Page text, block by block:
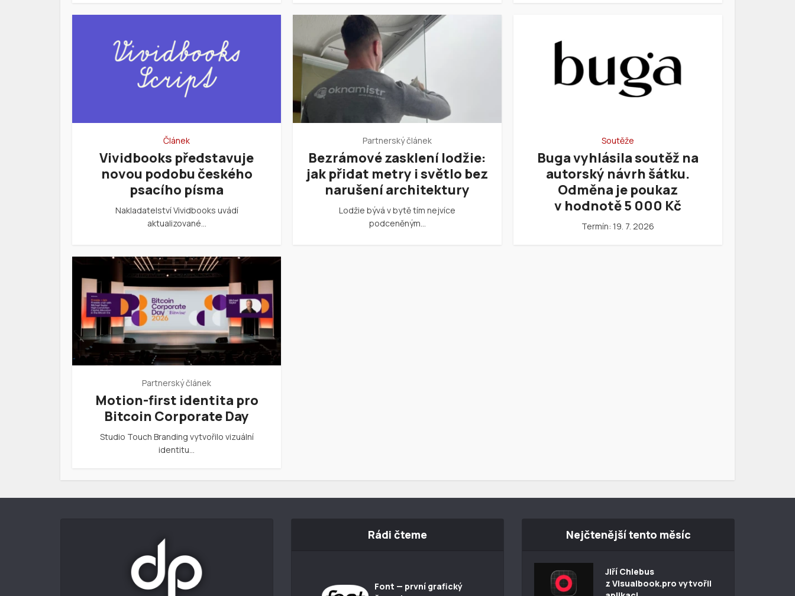
Článek
Vividbooks představuje
novou podobu českého
psacího písma
Nakladatelství Vividbooks uvádí
aktualizované…
Partnerský článek
Bezrámové zasklení lodžie:
jak přidat metry i světlo bez
narušení architektury
Lodžie bývá v bytě tím nejvíce
podceněným…
Soutěže
Buga vyhlásila soutěž na
autorský návrh šátku.
Odměna je poukaz
v hodnotě 5 000 Kč
Termín: 19. 7. 2026
Partnerský článek
Motion-first identita pro
Bitcoin Corporate Day
Studio Touch Branding vytvořilo vizuální
identitu…
Rádi čteme
Font — první grafický
Nejčtenější tento měsíc
Jiří Chlebus
z Visualbook.pro vytvořil